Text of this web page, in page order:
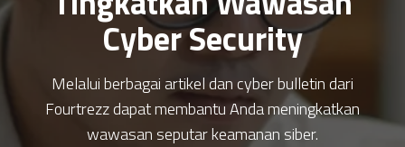
Cyber Security
Melalui berbagai artikel dan cyber bulletin dari
Fourtrezz dapat membantu Anda meningkatkan
wawasan seputar keamanan siber.